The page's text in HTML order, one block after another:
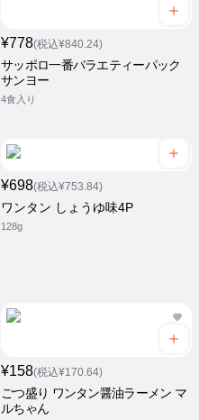
¥778(税込¥840.24)
サッポロ一番バラエティーパック
サンヨー
4食入り
¥698(税込¥753.84)
ワンタン しょうゆ味4P
128g
¥158(税込¥170.64)
ごつ盛り ワンタン醤油ラーメン マ
ルちゃん